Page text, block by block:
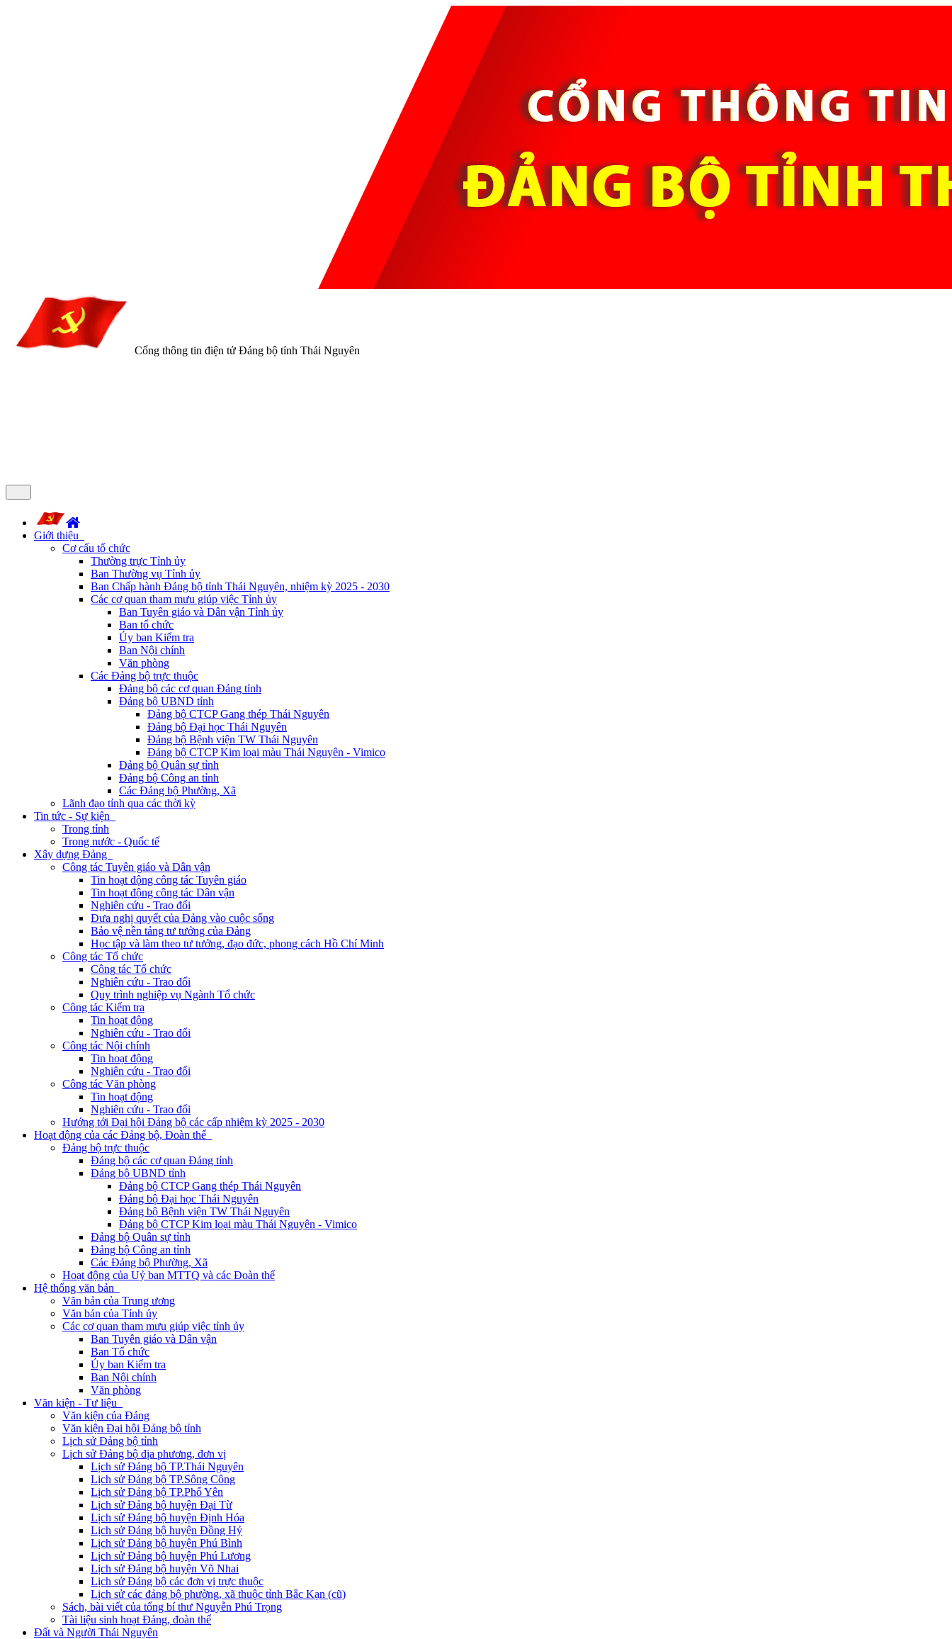
Cổng thông tin điện tử Đảng bộ tỉnh Thái Nguyên
Giới thiệu
Cơ cấu tổ chức
Thường trực Tỉnh ủy
Ban Thường vụ Tỉnh ủy
Ban Chấp hành Đảng bộ tỉnh Thái Nguyên, nhiệm kỳ 2025 - 2030
Các cơ quan tham mưu giúp việc Tỉnh ủy
Ban Tuyên giáo và Dân vận Tỉnh ủy
Ban tổ chức
Ủy ban Kiểm tra
Ban Nội chính
Văn phòng
Các Đảng bộ trực thuộc
Đảng bộ các cơ quan Đảng tỉnh
Đảng bộ UBND tỉnh
Đảng bộ CTCP Gang thép Thái Nguyên
Đảng bộ Đại học Thái Nguyên
Đảng bộ Bệnh viện TW Thái Nguyên
Đảng bộ CTCP Kim loại màu Thái Nguyên - Vimico
Đảng bộ Quân sự tỉnh
Đảng bộ Công an tỉnh
Các Đảng bộ Phường, Xã
Lãnh đạo tỉnh qua các thời kỳ
Tin tức - Sự kiện
Trong tỉnh
Trong nước - Quốc tế
Xây dựng Đảng
Công tác Tuyên giáo và Dân vận
Tin hoạt động công tác Tuyên giáo
Tin hoạt động công tác Dân vận
Nghiên cứu - Trao đổi
Đưa nghị quyết của Đảng vào cuộc sống
Bảo vệ nền tảng tư tưởng của Đảng
Học tập và làm theo tư tưởng, đạo đức, phong cách Hồ Chí Minh
Công tác Tổ chức
Công tác Tổ chức
Nghiên cứu - Trao đổi
Quy trình nghiệp vụ Ngành Tổ chức
Công tác Kiểm tra
Tin hoạt động
Nghiên cứu - Trao đổi
Công tác Nội chính
Tin hoạt động
Nghiên cứu - Trao đổi
Công tác Văn phòng
Tin hoạt động
Nghiên cứu - Trao đổi
Hướng tới Đại hội Đảng bộ các cấp nhiệm kỳ 2025 - 2030
Hoạt động của các Đảng bộ, Đoàn thể
Đảng bộ trực thuộc
Đảng bộ các cơ quan Đảng tỉnh
Đảng bộ UBND tỉnh
Đảng bộ CTCP Gang thép Thái Nguyên
Đảng bộ Đại học Thái Nguyên
Đảng bộ Bệnh viện TW Thái Nguyên
Đảng bộ CTCP Kim loại màu Thái Nguyên - Vimico
Đảng bộ Quân sự tỉnh
Đảng bộ Công an tỉnh
Các Đảng bộ Phường, Xã
Hoạt động của Uỷ ban MTTQ và các Đoàn thể
Hệ thống văn bản
Văn bản của Trung ương
Văn bản của Tỉnh ủy
Các cơ quan tham mưu giúp việc tỉnh ủy
Ban Tuyên giáo và Dân vận
Ban Tổ chức
Ủy ban Kiểm tra
Ban Nội chính
Văn phòng
Văn kiện - Tư liệu
Văn kiện của Đảng
Văn kiện Đại hội Đảng bộ tỉnh
Lịch sử Đảng bộ tỉnh
Lịch sử Đảng bộ địa phương, đơn vị
Lịch sử Đảng bộ TP.Thái Nguyên
Lịch sử Đảng bộ TP.Sông Công
Lịch sử Đảng bộ TP.Phổ Yên
Lịch sử Đảng bộ huyện Đại Từ
Lịch sử Đảng bộ huyện Định Hóa
Lịch sử Đảng bộ huyện Đồng Hỷ
Lịch sử Đảng bộ huyện Phú Bình
Lịch sử Đảng bộ huyện Phú Lương
Lịch sử Đảng bộ huyện Võ Nhai
Lịch sử Đảng bộ các đơn vị trực thuộc
Lịch sử các đảng bộ phường, xã thuộc tỉnh Bắc Kạn (cũ)
Sách, bài viết của tổng bí thư Nguyễn Phú Trọng
Tài liệu sinh hoạt Đảng, đoàn thể
Đất và Người Thái Nguyên